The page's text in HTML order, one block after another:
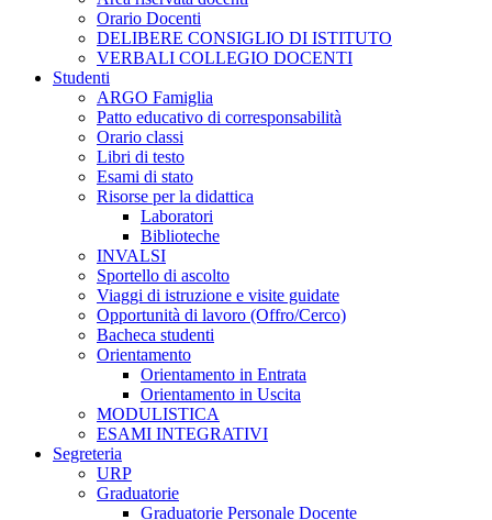
Orario Docenti
DELIBERE CONSIGLIO DI ISTITUTO
VERBALI COLLEGIO DOCENTI
Studenti
ARGO Famiglia
Patto educativo di corresponsabilità
Orario classi
Libri di testo
Esami di stato
Risorse per la didattica
Laboratori
Biblioteche
INVALSI
Sportello di ascolto
Viaggi di istruzione e visite guidate
Opportunità di lavoro (Offro/Cerco)
Bacheca studenti
Orientamento
Orientamento in Entrata
Orientamento in Uscita
MODULISTICA
ESAMI INTEGRATIVI
Segreteria
URP
Graduatorie
Graduatorie Personale Docente